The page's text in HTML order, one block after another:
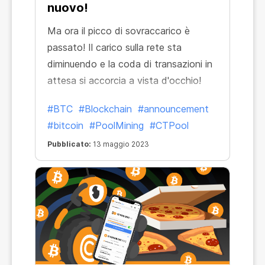
nuovo!
Ma ora il picco di sovraccarico è
passato! Il carico sulla rete sta
diminuendo e la coda di transazioni in
attesa si accorcia a vista d'occhio!
#BTC #Blockchain #announcement
#bitcoin #PoolMining #CTPool
Pubblicato: 13 maggio 2023